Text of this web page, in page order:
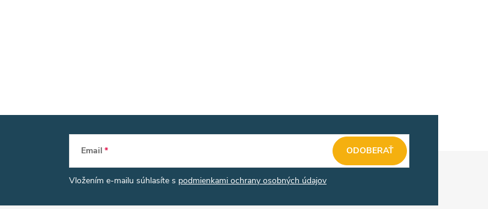
Email
Vložením e-mailu súhlasíte s podmienkami ochrany osobných údajov
ODOBERAŤ